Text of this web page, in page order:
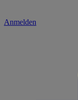
Anmelden